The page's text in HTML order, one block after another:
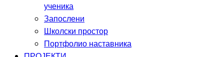
ученика
Запослени
Школски простор
Портфолио наставника